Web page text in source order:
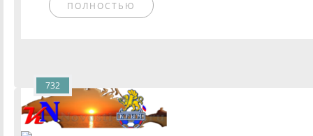
ПОЛНОСТЬЮ
732